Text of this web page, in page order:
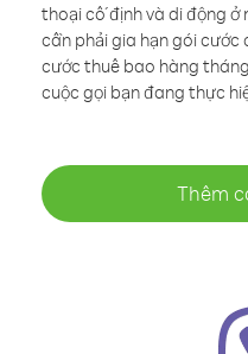
thoại cố định và di động
cần phải gia hạn gói cước
cước thuê bao hàng
cuộc gọi bạn đang thực
Thêm